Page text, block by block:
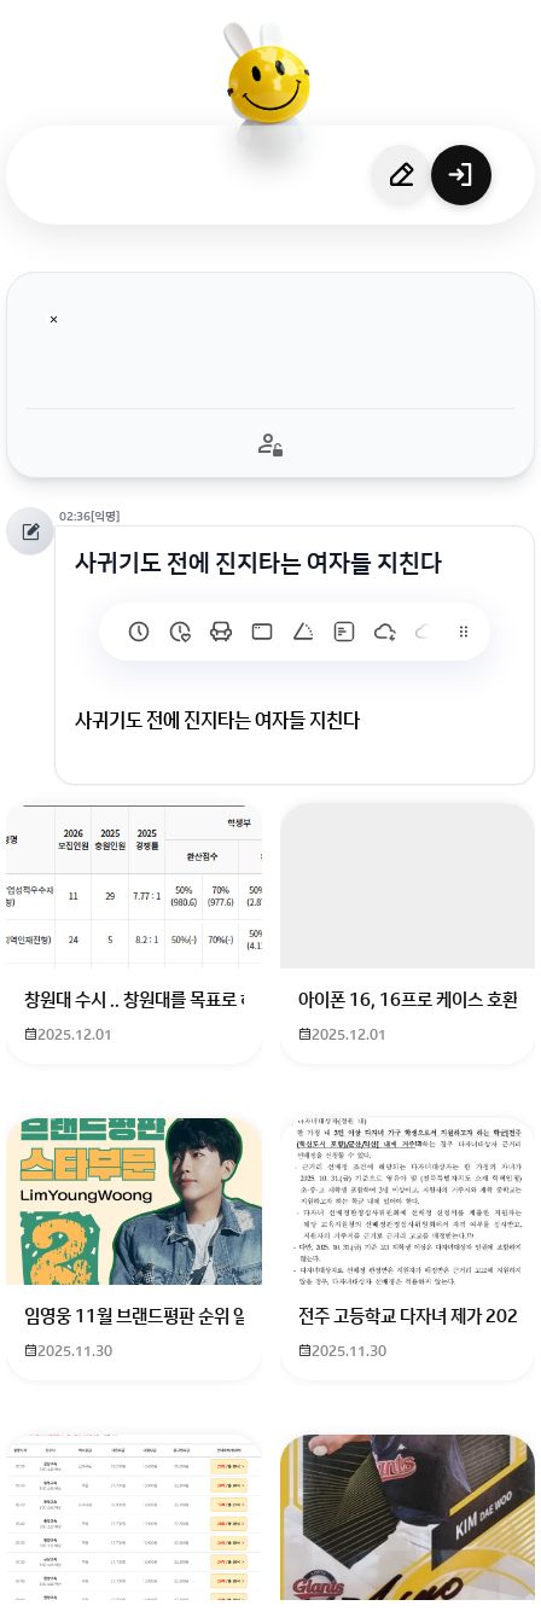
02:36[익명]
사귀기도 전에 진지타는 여자들 지친다
사귀기도 전에 진지타는 여자들 지친다
회원가입 혹은 광고 [X]를 누르면 내용이 보입니다
창원대 수시 .. 창원대를 목표로 하고 있는 09년생입니다 지금 제 내신이 5
2025.12.01
아이폰 16, 16프로 케이스 호환
2025.12.01
임영웅 11월 브랜드평판 순위 알고싶어요 임영웅 11월 브랜드평판에서
2025.11.30
전주 고등학교 다자녀 제가 2027
2025.11.30